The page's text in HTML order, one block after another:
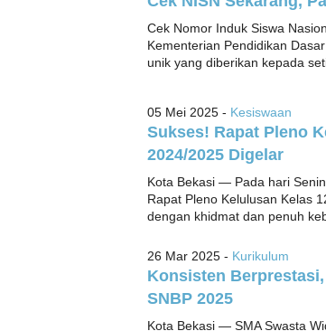
Cek Nomor Induk Siswa
Kementerian Pendidikan
unik yang diberikan kepada
05 Mei 2025 - Kesiswaan
Sukses! Rapat Pleno
2024/2025 Digelar
Kota Bekasi — Pada hari
Rapat Pleno Kelulusan Kelas
dengan khidmat dan penuh
26 Mar 2025 - Kurikulum
Konsisten
SNBP 2025
Kota Bekasi — SMA Swasta